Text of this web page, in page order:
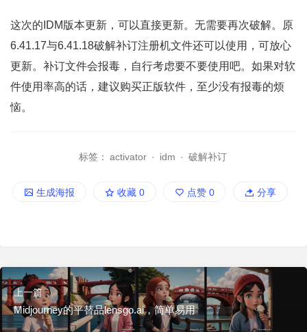
这次的IDM版本更新，可以直接更新。无需要再次破解。原
6.41.17与6.41.18破解补订注册机文件还可以使用，可放心
更新。补订文件会报毒，自行考虑要不要使用吧。如果对软
件使用率高的话，建议购买正版软件，至少没有报毒的烦
恼。
标签： activator · idm · 破解补订
生成海报 收藏 0 点赞 0 分享
上一篇
Midjourney的平替品lensgo.ai，简单易用